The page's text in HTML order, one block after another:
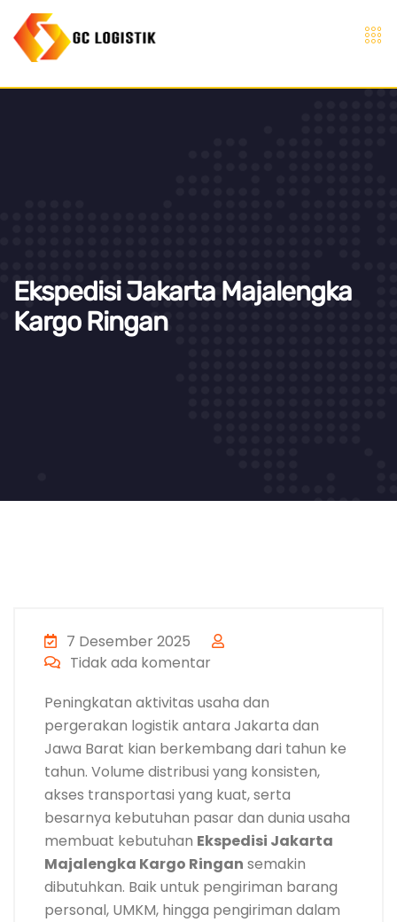
Ekspedisi Jakarta Majalengka
Kargo Ringan
7 Desember 2025
Tidak ada komentar
Peningkatan aktivitas usaha dan
pergerakan logistik antara Jakarta dan
Jawa Barat kian berkembang dari tahun ke
tahun. Volume distribusi yang konsisten,
akses transportasi yang kuat, serta
besarnya kebutuhan pasar dan dunia usaha
membuat kebutuhan Ekspedisi Jakarta
Majalengka Kargo Ringan semakin
dibutuhkan. Baik untuk pengiriman barang
personal, UMKM, hingga pengiriman dalam